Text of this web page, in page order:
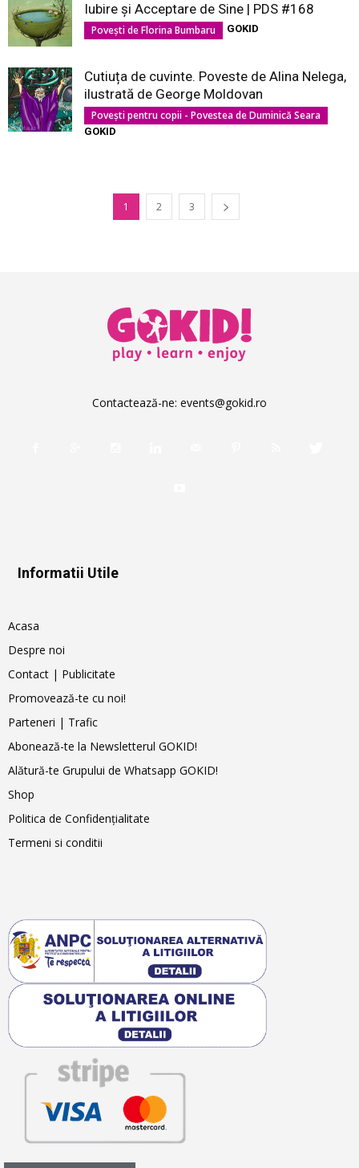
Iubire și Acceptare de Sine | PDS #168
Povești de Florina Bumbaru GOKID
Cutiuța de cuvinte. Poveste de Alina Nelega,
ilustrată de George Moldovan
Povești pentru copii - Povestea de Duminică Seara
GOKID
1 2 3
Contactează-ne: events@gokid.ro
Informatii Utile
Acasa
Despre noi
Contact | Publicitate
Promovează-te cu noi!
Parteneri | Trafic
Abonează-te la Newsletterul GOKID!
Alătură-te Grupului de Whatsapp GOKID!
Shop
Politica de Confidențialitate
Termeni si conditii